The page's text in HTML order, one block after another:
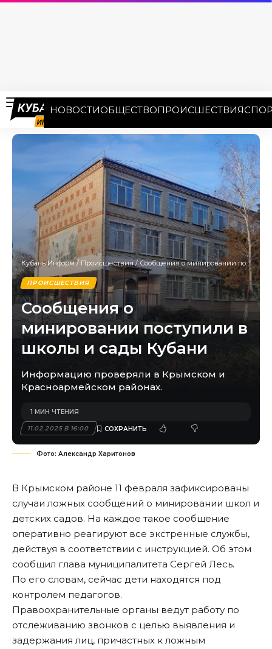
НОВОСТИОБЩЕСТВОПРОИСШЕСТВИЯ
Кубань Информ/ Происшествия/ Сообщения о минировании поступили в школы и сады Кубани
ПРОИСШЕСТВИЯ
Сообщения о
минировании поступили в
школы и сады Кубани
Информацию проверяли в Крымском и
Красноармейском районах.
11.02.2025 В 16:00
1 МИН ЧТЕНИЯ
Фото: Александр Харитонов
В Крымском районе 11 февраля зафиксированы
случаи ложных сообщений о минировании школ и
детских садов. На каждое такое сообщение
оперативно реагируют все экстренные службы,
действуя в соответствии с инструкцией. Об этом
сообщил глава муниципалитета Сергей Лесь.
По его словам, сейчас дети находятся под
контролем педагогов.
Правоохранительные органы ведут работу по
отслеживанию звонков с целью выявления и
задержания лиц, причастных к ложным